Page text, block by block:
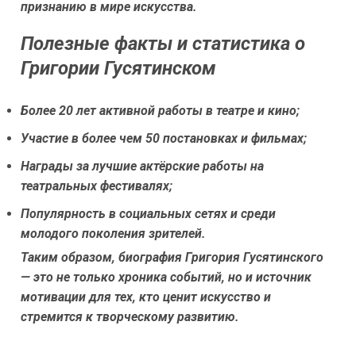
признанию в мире искусства.
Полезные факты и статистика о
Григории Гусятинском
Более 20 лет активной работы в театре и кино;
Участие в более чем 50 постановках и фильмах;
Награды за лучшие актёрские работы на
театральных фестивалях;
Популярность в социальных сетях и среди
молодого поколения зрителей.
Таким образом, биография Григория Гусятинского
— это не только хроника событий, но и источник
мотивации для тех, кто ценит искусство и
стремится к творческому развитию.